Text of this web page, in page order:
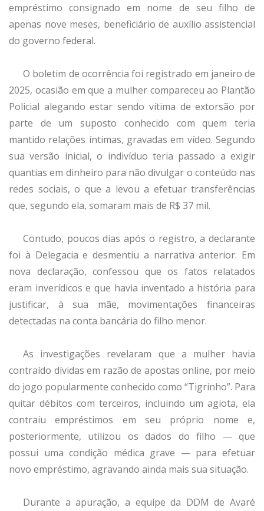
empréstimo consignado em nome de seu filho de
apenas nove meses, beneficiário de auxílio assistencial
do governo federal.
O boletim de ocorrência foi registrado em janeiro de
2025, ocasião em que a mulher compareceu ao Plantão
Policial alegando estar sendo vítima de extorsão por
parte de um suposto conhecido com quem teria
mantido relações íntimas, gravadas em vídeo. Segundo
sua versão inicial, o indivíduo teria passado a exigir
quantias em dinheiro para não divulgar o conteúdo nas
redes sociais, o que a levou a efetuar transferências
que, segundo ela, somaram mais de R$ 37 mil.
Contudo, poucos dias após o registro, a declarante
foi à Delegacia e desmentiu a narrativa anterior. Em
nova declaração, confessou que os fatos relatados
eram inverídicos e que havia inventado a história para
justificar, à sua mãe, movimentações financeiras
detectadas na conta bancária do filho menor.
As investigações revelaram que a mulher havia
contraído dívidas em razão de apostas online, por meio
do jogo popularmente conhecido como “Tigrinho”. Para
quitar débitos com terceiros, incluindo um agiota, ela
contraiu empréstimos em seu próprio nome e,
posteriormente, utilizou os dados do filho — que
possui uma condição médica grave — para efetuar
novo empréstimo, agravando ainda mais sua situação.
Durante a apuração, a equipe da DDM de Avaré